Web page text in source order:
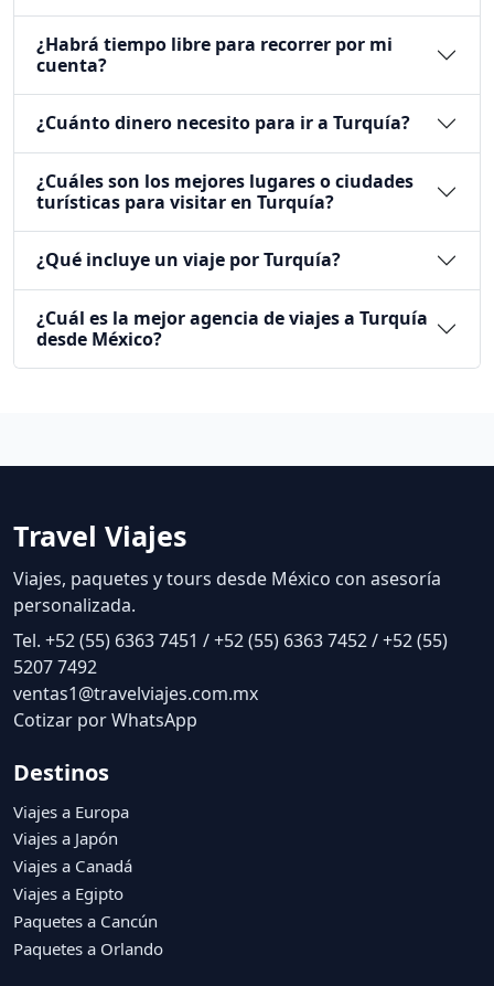
¿Habrá tiempo libre para recorrer por mi
cuenta?
¿Cuánto dinero necesito para ir a Turquía?
¿Cuáles son los mejores lugares o ciudades
turísticas para visitar en Turquía?
¿Qué incluye un viaje por Turquía?
¿Cuál es la mejor agencia de viajes a Turquía
desde México?
Travel Viajes
Viajes, paquetes y tours desde México con asesoría
personalizada.
Tel. +52 (55) 6363 7451 / +52 (55) 6363 7452 / +52 (55)
5207 7492
ventas1@travelviajes.com.mx
Cotizar por WhatsApp
Destinos
Viajes a Europa
Viajes a Japón
Viajes a Canadá
Viajes a Egipto
Paquetes a Cancún
Paquetes a Orlando